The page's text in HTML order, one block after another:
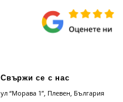
Свържи се с нас
ул “Морава 1”, Плевен, България